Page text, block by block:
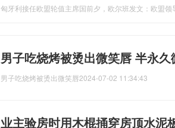
匈牙利接任欧盟轮值主席国前夕，欧尔班发文：欧盟领
男子吃烧烤被烫出微笑唇 半永久
男子吃烧烤被烫出微笑唇2024-07-02 11:34:43
业主验房时用木棍捅穿房顶水泥